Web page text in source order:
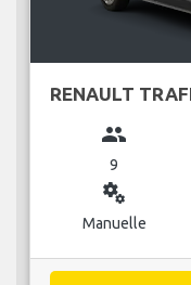
RENAULT
group
9
miscellaneous_services
Manuelle